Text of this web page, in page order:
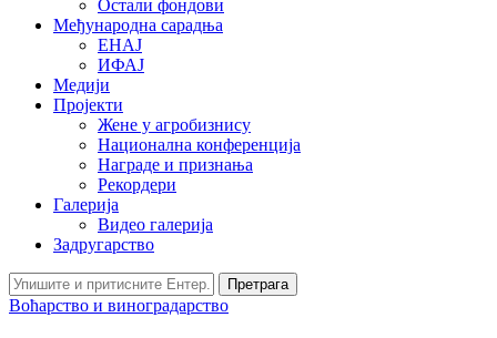
Остали фондови
Међународна сарадња
ЕНАЈ
ИФАЈ
Медији
Пројекти
Жене у агробизнису
Национална конференција
Награде и признања
Рекордери
Галерија
Видео галерија
Задругарство
Претрага
Воћарство и виноградарство